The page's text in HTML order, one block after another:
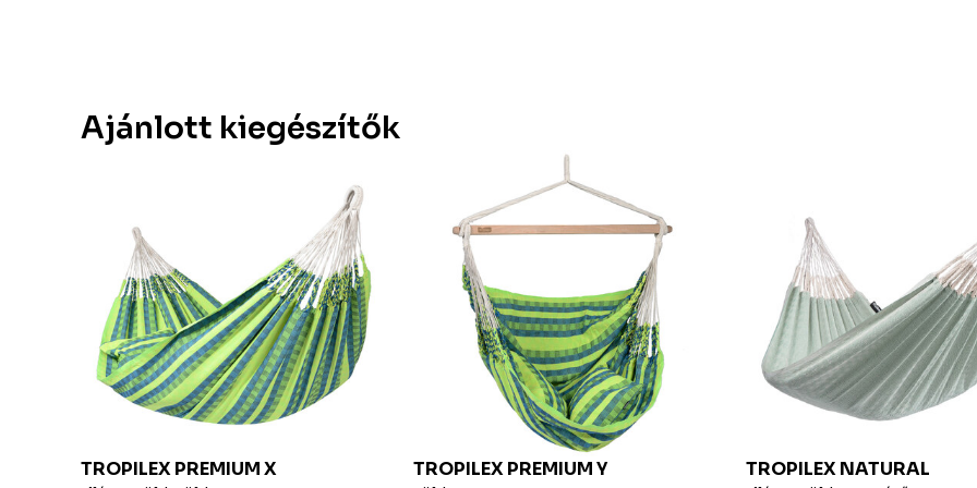
Ajánlott kiegészítők
TROPILEXPREMIUM X TROPILEXPREMIUM Y TROPILEXNATURAL